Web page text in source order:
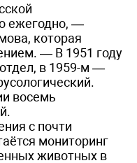
ежегодно, —
которая
— В 1951 году
в 1959-м —
восемь
с почти
мониторинг
животных в